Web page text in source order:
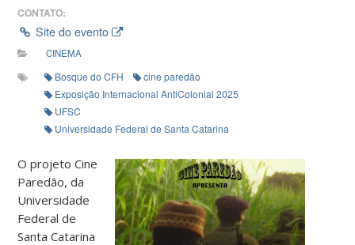
CONTATO:
Site do evento
CINEMA
Bosque do CFH
cine paredão
Exposição Internacional AntiColonial 2025
UFSC
Universidade Federal de Santa Catarina
O projeto Cine
Paredão, da
Universidade
Federal de
Santa Catarina